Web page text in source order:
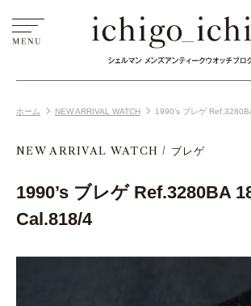
ホーム NEW ARRIVAL WATCH 1990’s ブレゲ
NEW ARRIVAL WATCH ブレゲ
1990’s ブレゲ Ref.3280BA
Cal.818/4